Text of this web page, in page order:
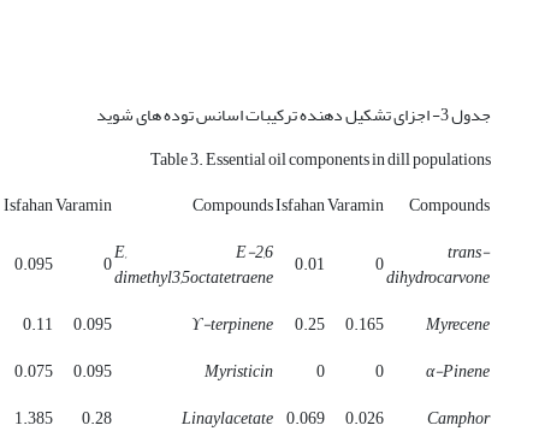
جدول 3- اجزای تشکیل دهنده ترکیبات اسانس توده های شوید
Table 3. Essential oil components in dill populations
Compounds
Varamin
Isfahan
Compounds
Varamin
Isfahan
trans-
dihydrocarvone
0
0.01
E, E-2,6
dimethyl3,5octatetraene
0
0.095
Myrecene
0.165
0.25
ϒ-terpinene
0.095
0.11
α-Pinene
0
0
Myristicin
0.095
0.075
Camphor
0.026
0.069
Linaylacetate
0.28
1.385